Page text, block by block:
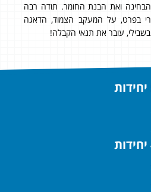
ואת הבנת החומר. תודה רבה
בפרט, על המעקב הצמוד, הדאגה